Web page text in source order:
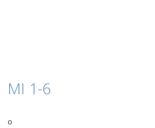
MI 1-6
o
Zum
Anfang
springen